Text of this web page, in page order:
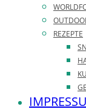
REZEPTE